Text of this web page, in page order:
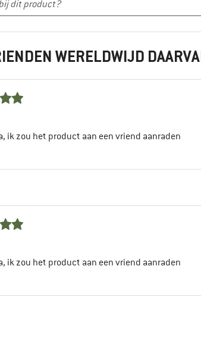
WERELDWIJD
ik zou het product aan een vriend aanraden
ik zou het product aan een vriend aanraden